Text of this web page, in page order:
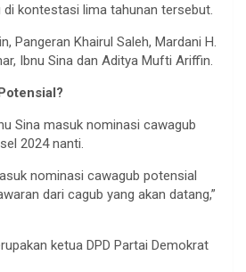
kontestasi lima tahunan tersebut.
Pangeran Khairul Saleh, Mardani H.
Ibnu Sina dan Aditya Mufti Ariffin.
Sina masuk nominasi cawagub
2024 nanti.
nominasi cawagub potensial
dari cagub yang akan datang,”
ketua DPD Partai Demokrat